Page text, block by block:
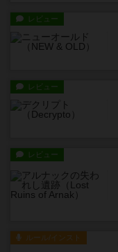
レビュー
レビュー
レビュー
ルール/インスト